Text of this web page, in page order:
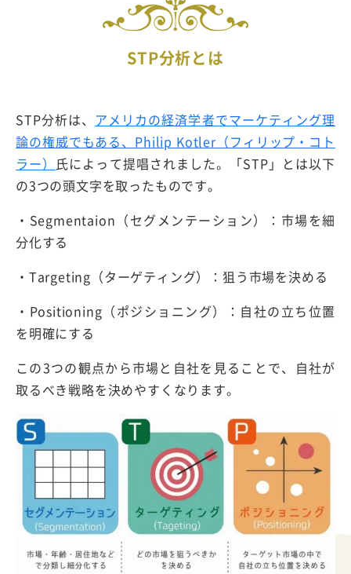
STP分析とは
STP分析は、 アメリカの経済学者でマーケティング理
論の権威でもある、Philip Kotler（フィリップ・コト
ラー） 氏によって提唱されました。「STP」とは以下
の3つの頭文字を取ったものです。
・Segmentaion（セグメンテーション）：市場を細
分化する
・Targeting（ターゲティング）：狙う市場を決める
・Positioning（ポジショニング）：自社の立ち位置
を明確にする
この3つの観点から市場と自社を見ることで、自社が
取るべき戦略を決めやすくなります。